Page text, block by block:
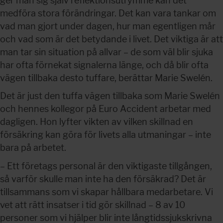
medföra stora förändringar. Det kan vara tankar om
vad man gjort under dagen, hur man egentligen mår
och vad som är det betydande i livet. Det viktiga är att
man tar sin situation på allvar – de som väl blir sjuka
har ofta förnekat signalerna länge, och då blir ofta
vägen tillbaka desto tuffare, berättar Marie Swelén.
Det är just den tuffa vägen tillbaka som Marie Swelén
och hennes kollegor på Euro Accident arbetar med
dagligen. Hon lyfter vikten av vilken skillnad en
försäkring kan göra för livets alla utmaningar – inte
bara på arbetet.
– Ett företags personal är den viktigaste tillgången,
så varför skulle man inte ha den försäkrad? Det är
tillsammans som vi skapar hållbara medarbetare. Vi
vet att rätt insatser i tid gör skillnad – 8 av 10
personer som vi hjälper blir inte långtidssjukskrivna